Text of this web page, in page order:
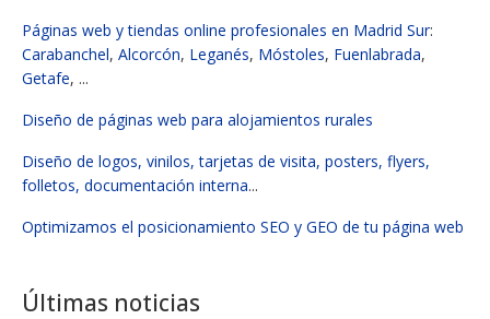
Páginas web y tiendas online profesionales en Madrid Sur:
Carabanchel, Alcorcón, Leganés, Móstoles, Fuenlabrada,
Getafe, ...
Diseño de páginas web para alojamientos rurales
Diseño de logos, vinilos, tarjetas de visita, posters, flyers,
folletos, documentación interna...
Optimizamos el posicionamiento SEO y GEO de tu página web
Últimas noticias